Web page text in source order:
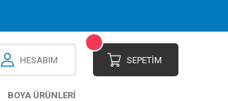
HESABIM SEPETİM
BOYA ÜRÜNLERI